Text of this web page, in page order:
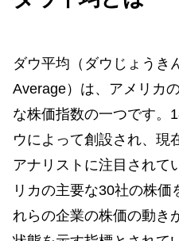
ダウ平均（ダウじょうき
Average）は、アメリカ
な株価指数の一つです。
ウによって創設され、現
アナリストに注目されて
リカの主要な30社の株価
れらの企業の株価の動き